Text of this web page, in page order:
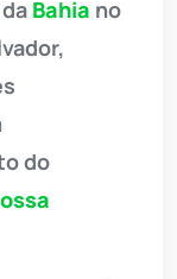
Bahia no
do